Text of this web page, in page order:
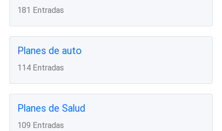
181 Entradas
Planes de auto
114 Entradas
Planes de Salud
109 Entradas